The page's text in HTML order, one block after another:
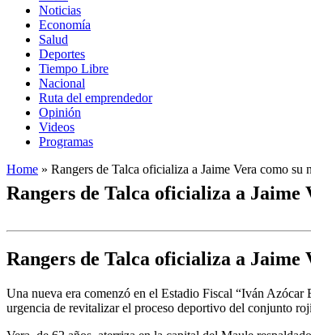
Noticias
Economía
Salud
Deportes
Tiempo Libre
Nacional
Ruta del emprendedor
Opinión
Videos
Programas
Home » Rangers de Talca oficializa a Jaime Vera como su
Rangers de Talca oficializa a Jaime
Rangers de Talca oficializa a Jaime
Una nueva era comenzó en el Estadio Fiscal “Iván
urgencia de revitalizar el proceso deportivo del conjunto